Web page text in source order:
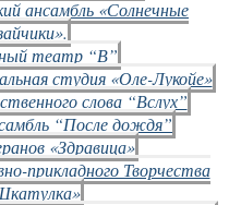
ансамбль «Солнечные
театр “В”
студия «Оле-Лукойе»
слова “Вслух”
“После дождя”
«Здравица»
прикладного Творчества